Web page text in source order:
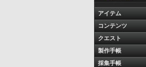
アイテム
コンテンツ
クエスト
製作手帳
採集手帳